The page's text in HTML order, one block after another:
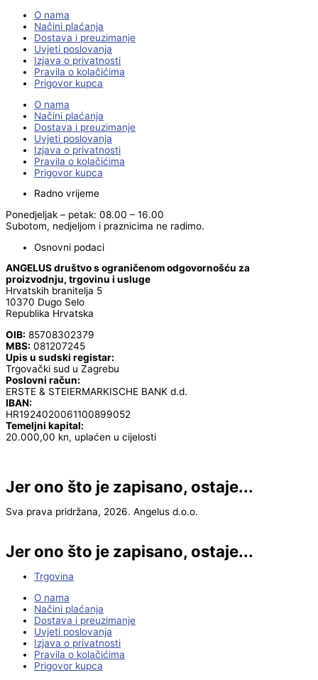
O nama
Načini plaćanja
Dostava i preuzimanje
Uvjeti poslovanja
Izjava o privatnosti
Pravila o kolačićima
Prigovor kupca
O nama
Načini plaćanja
Dostava i preuzimanje
Uvjeti poslovanja
Izjava o privatnosti
Pravila o kolačićima
Prigovor kupca
Radno vrijeme
Ponedjeljak – petak: 08.00 – 16.00
Subotom, nedjeljom i praznicima ne radimo.
Osnovni podaci
ANGELUS društvo s ograničenom odgovornošću za
proizvodnju, trgovinu i usluge
Hrvatskih branitelja 5
10370 Dugo Selo
Republika Hrvatska
OIB: 85708302379
MBS: 081207245
Upis u sudski registar:
Trgovački sud u Zagrebu
Poslovni račun:
ERSTE & STEIERMARKISCHE BANK d.d.
IBAN:
HR1924020061100899052
Temeljni kapital:
20.000,00 kn, uplaćen u cijelosti
Jer ono što je zapisano, ostaje...
Sva prava pridržana, 2026. Angelus d.o.o.
Jer ono što je zapisano, ostaje...
Trgovina
O nama
Načini plaćanja
Dostava i preuzimanje
Uvjeti poslovanja
Izjava o privatnosti
Pravila o kolačićima
Prigovor kupca